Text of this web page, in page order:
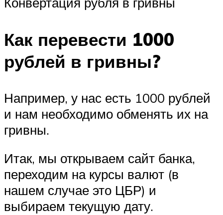
Как перевести 1000
рублей в гривны?
Например, у нас есть 1000 рублей
и нам необходимо обменять их на
гривны.
Итак, мы открываем сайт банка,
переходим на курсы валют (в
нашем случае это ЦБР) и
выбираем текущую дату.